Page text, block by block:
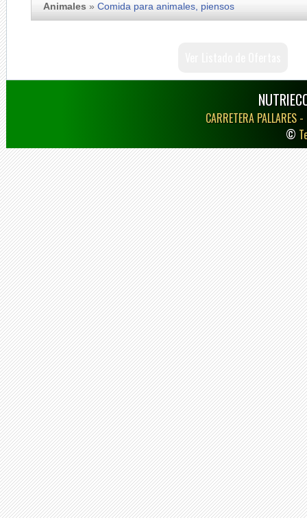
Animales » Comida para animales, piensos
CARRETERA
©